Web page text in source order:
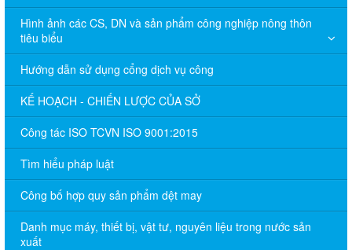
Hình ảnh các CS, DN và sản phẩm công nghiệp nông thôn
tiêu biểu
Hướng dẫn sử dụng cổng dịch vụ công
KẾ HOẠCH - CHIẾN LƯỢC CỦA SỞ
Công tác ISO TCVN ISO 9001:2015
Tìm hiểu pháp luật
Công bố hợp quy sản phẩm dệt may
Danh mục máy, thiết bị, vật tư, nguyên liệu trong nước sản
xuất